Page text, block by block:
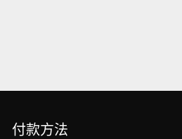
付款方法